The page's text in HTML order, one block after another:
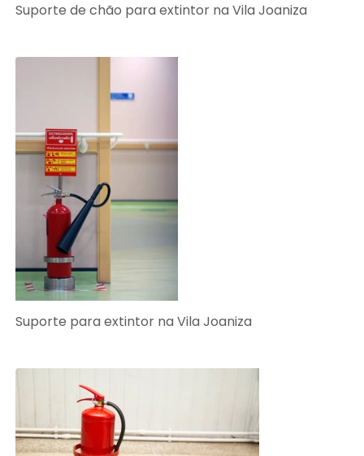
Suporte de chão para extintor na Vila Joaniza
Suporte para extintor na Vila Joaniza